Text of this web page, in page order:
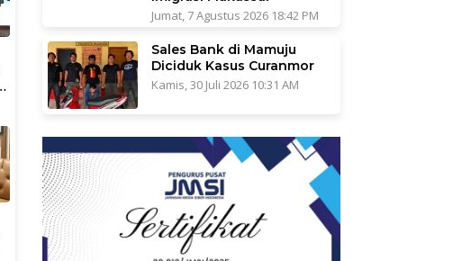
Jumat, 7 Agustus 2026 18:42 PM
Sales Bank di Mamuju
Diciduk Kasus Curanmor
Kamis, 30 Juli 2026 10:31 AM